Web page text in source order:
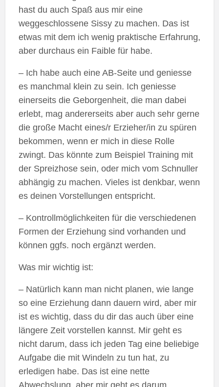
hast du auch Spaß aus mir eine
weggeschlossene Sissy zu machen. Das ist
etwas mit dem ich wenig praktische Erfahrung,
aber durchaus ein Faible für habe.
– Ich habe auch eine AB-Seite und geniesse
es manchmal klein zu sein. Ich geniesse
einerseits die Geborgenheit, die man dabei
erlebt, mag andererseits aber auch sehr gerne
die große Macht eines/r Erzieher/in zu spüren
bekommen, wenn er mich in diese Rolle
zwingt. Das könnte zum Beispiel Training mit
der Spreizhose sein, oder mich vom Schnuller
abhängig zu machen. Vieles ist denkbar, wenn
es deinen Vorstellungen entspricht.
– Kontrollmöglichkeiten für die verschiedenen
Formen der Erziehung sind vorhanden und
können ggfs. noch ergänzt werden.
Was mir wichtig ist:
– Natürlich kann man nicht planen, wie lange
so eine Erziehung dann dauern wird, aber mir
ist es wichtig, dass du dir das auch über eine
längere Zeit vorstellen kannst. Mir geht es
nicht darum, dass ich jeden Tag eine beliebige
Aufgabe die mit Windeln zu tun hat, zu
erledigen habe. Das ist eine nette
Abwechslung, aber mir geht es darum,